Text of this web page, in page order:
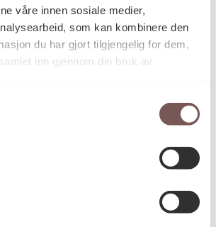
våre innen sosiale medier,
som kan kombinere den
du har gjort tilgjengelig for dem,
inn gjennom din bruk av
Digitalprint på laminerte
glasspaneler, vindusfolier og
dørfolier.
Bredde (glasspanelvegg): 76m